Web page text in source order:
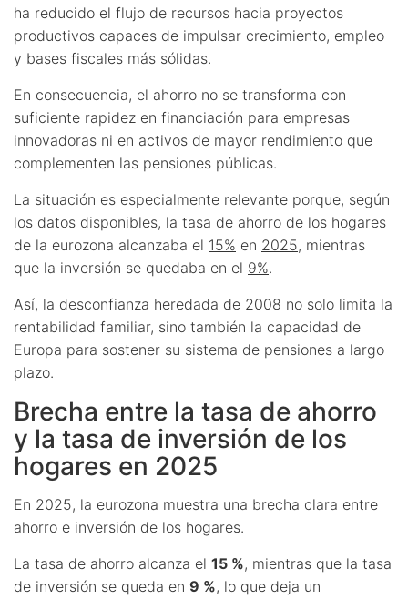
ha reducido el flujo de recursos hacia proyectos
productivos capaces de impulsar crecimiento, empleo
y bases fiscales más sólidas.
En consecuencia, el ahorro no se transforma con
suficiente rapidez en financiación para empresas
innovadoras ni en activos de mayor rendimiento que
complementen las pensiones públicas.
La situación es especialmente relevante porque, según
los datos disponibles, la tasa de ahorro de los hogares
de la eurozona alcanzaba el 15% en 2025, mientras
que la inversión se quedaba en el 9%.
Así, la desconfianza heredada de 2008 no solo limita la
rentabilidad familiar, sino también la capacidad de
Europa para sostener su sistema de pensiones a largo
plazo.
Brecha entre la tasa de ahorro
y la tasa de inversión de los
hogares en 2025
En 2025, la eurozona muestra una brecha clara entre
ahorro e inversión de los hogares.
La tasa de ahorro alcanza el 15 %, mientras que la tasa
de inversión se queda en 9 %, lo que deja un